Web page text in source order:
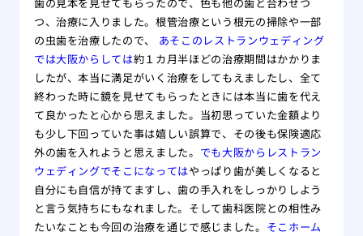
つ、治療に入りました。根管治療という根元の掃除や一部
の虫歯を治療したので、 あそこのレストランウェディング
では大阪からしては約１カ月半ほどの治療期間はかかりま
したが、本当に満足がいく治療をしてもえましたし、全て
終わった時に鏡を見せてもらったときには本当に歯を代え
て良かったと心から思えました。当初思っていた金額より
も少し下回っていた事は嬉しい誤算で、その後も保険適応
外の歯を入れようと思えました。 でも大阪からレストラン
ウェディングでそこになってはやっぱり歯が美しくなると
自分にも自信が持てますし、歯の手入れをしっかりしよう
と言う気持ちにもなれました。そして歯科医院との相性み
たいなことも今回の治療を通じで感じました。 そこホーム